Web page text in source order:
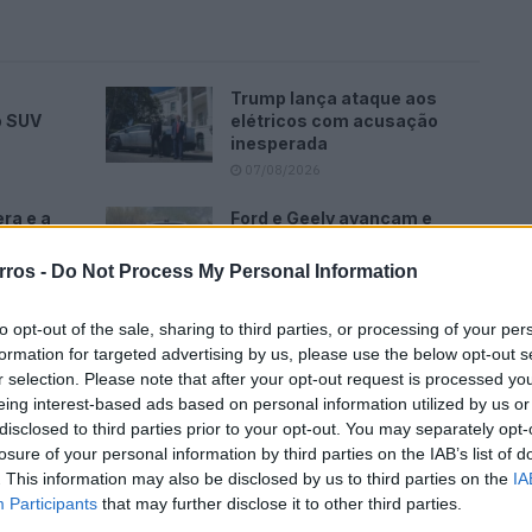
- Do Not Process My Personal Information
opt-out of the sale, sharing to third parties, or processing of your
for targeted advertising by us, please use the below opt-out
selection. Please note that after your opt-out request is processed
interest-based ads based on personal information utilized by us
to third parties prior to your opt-out. You may separately
of your personal information by third parties on the IAB’s list of
This information may also be disclosed by us to third parties on the
Participants that may further disclose it to other third parties.
Trump lança ataque aos
elétricos com acusação
inesperada
07/08/2026
e a
Ford e Geely avançam e
surpreender
sob a alçada da Junta regional, que planeia
obras e reabilitações a partir de 2025.